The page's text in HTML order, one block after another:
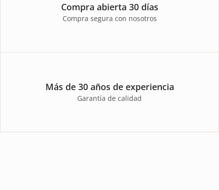
Compra abierta 30 días
Compra segura con nosotros
Más de 30 años de experiencia
Garantía de calidad